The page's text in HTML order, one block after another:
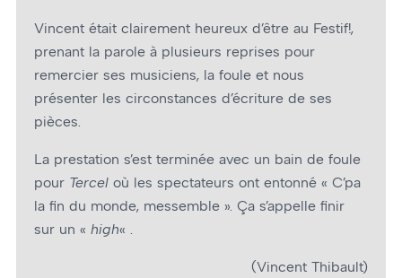
Vincent était clairement heureux d’être au Festif!,
prenant la parole à plusieurs reprises pour
remercier ses musiciens, la foule et nous
présenter les circonstances d’écriture de ses
pièces.
La prestation s’est terminée avec un bain de foule
pour Tercel où les spectateurs ont entonné « C’pa
la fin du monde, messemble ». Ça s’appelle finir
sur un « high« .
(Vincent Thibault)